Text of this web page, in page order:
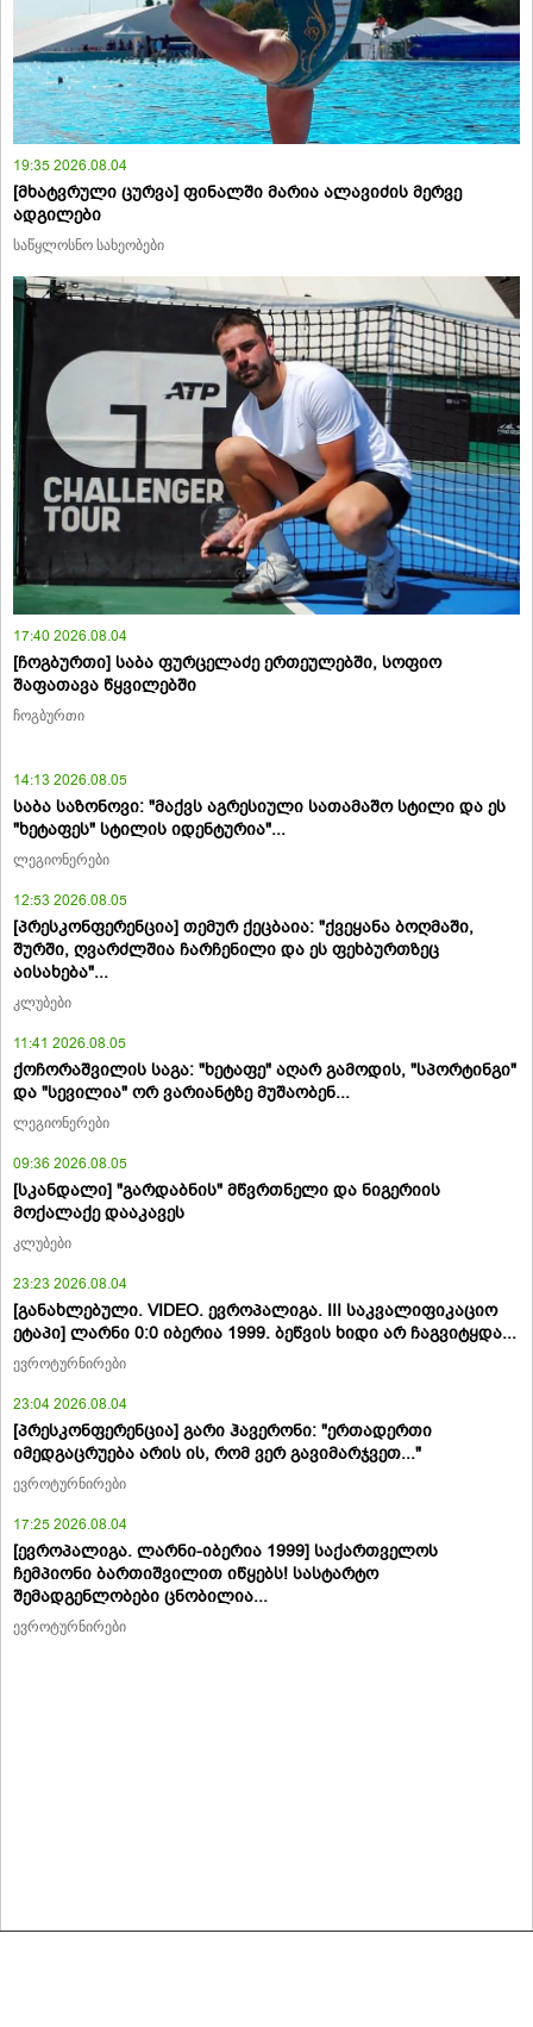
19:35 2026.08.04
[მხატვრული ცურვა] ფინალში მარია ალავიძის მერვე
ადგილები
საწყლოსნო სახეობები
17:40 2026.08.04
[ჩოგბურთი] საბა ფურცელაძე ერთეულებში, სოფიო
შაფათავა წყვილებში
ჩოგბურთი
14:13 2026.08.05
საბა საზონოვი: "მაქვს აგრესიული სათამაშო სტილი და ეს
"ხეტაფეს" სტილის იდენტურია"...
ლეგიონერები
12:53 2026.08.05
[პრესკონფერენცია] თემურ ქეცბაია: "ქვეყანა ბოღმაში,
შურში, ღვარძლშია ჩარჩენილი და ეს ფეხბურთზეც
აისახება"...
კლუბები
11:41 2026.08.05
ქოჩორაშვილის საგა: "ხეტაფე" აღარ გამოდის, "სპორტინგი"
და "სევილია" ორ ვარიანტზე მუშაობენ...
ლეგიონერები
09:36 2026.08.05
[სკანდალი] "გარდაბნის" მწვრთნელი და ნიგერიის
მოქალაქე დააკავეს
კლუბები
23:23 2026.08.04
[განახლებული. VIDEO. ევროპალიგა. III საკვალიფიკაციო
ეტაპი] ლარნი 0:0 იბერია 1999. ბეწვის ხიდი არ ჩაგვიტყდა...
ევროტურნირები
23:04 2026.08.04
[პრესკონფერენცია] გარი ჰავერონი: "ერთადერთი
იმედგაცრუება არის ის, რომ ვერ გავიმარჯვეთ..."
ევროტურნირები
17:25 2026.08.04
[ევროპალიგა. ლარნი-იბერია 1999] საქართველოს
ჩემპიონი ბართიშვილით იწყებს! სასტარტო
შემადგენლობები ცნობილია...
ევროტურნირები